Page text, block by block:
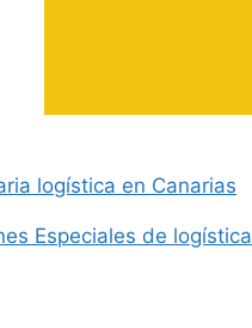
logística en Canarias
Especiales de logística